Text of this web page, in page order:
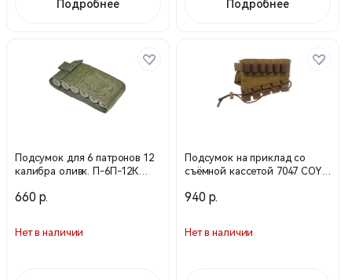
Подробнее Подробнее
Подсумок для 6 патронов 12
калибра оливк. П-6П-12К
660 р.
Нет в наличии
Подсумок на приклад со
съёмной кассетой 7047 COY
940 р.
Нет в наличии